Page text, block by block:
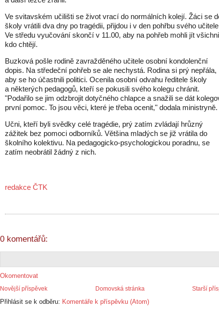
Ve svitavském učilišti se život vrací do normálních kolejí. Žáci se
školy vrátili dva dny po tragédii, přijdou i v den pohřbu svého
Ve středu vyučování skončí v 11.00, aby na pohřeb mohli jít
kdo chtějí.
Buzková pošle rodině zavražděného učitele osobní kondolenční
dopis. Na středeční pohřeb se ale nechystá. Rodina si prý nepřála,
aby se ho účastnili politici. Ocenila osobní odvahu ředitele školy
a některých pedagogů, kteří se pokusili svého kolegu chránit.
"Podařilo se jim odzbrojit dotyčného chlapce a snažili se dát
první pomoc. To jsou věci, které je třeba ocenit," dodala ministryně.
Učni, kteří byli svědky celé tragédie, prý zatím zvládají hrůzný
zážitek bez pomoci odborníků. Většina mladých se již vrátila do
školního kolektivu. Na pedagogicko-psychologickou poradnu, se
zatím neobrátil žádný z nich.
redakce ČTK
0 komentářů:
Okomentovat
Novější příspěvek Starší
Domovská stránka
Přihlásit se k odběru: Komentáře k příspěvku (Atom)